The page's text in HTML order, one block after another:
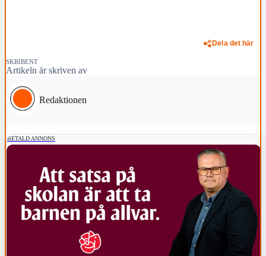
Dela det här
SKRIBENT
Artikeln är skriven av
Redaktionen
BETALD ANNONS